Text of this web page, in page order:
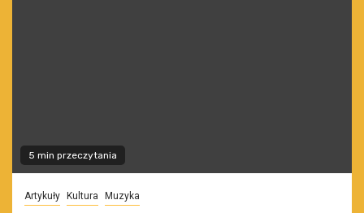
5 min przeczytania
Artykuły Kultura Muzyka